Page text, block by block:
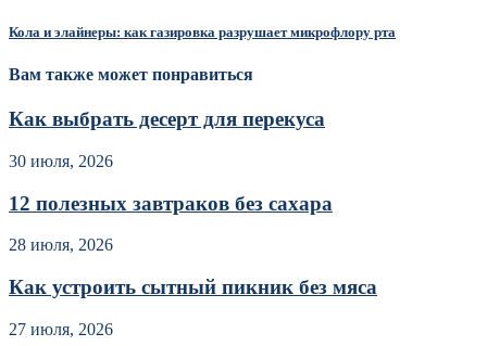
Кола и элайнеры: как газировка разрушает микрофлору рта
Вам также может понравиться
Как выбрать десерт для перекуса
30 июля, 2026
12 полезных завтраков без сахара
28 июля, 2026
Как устроить сытный пикник без мяса
27 июля, 2026